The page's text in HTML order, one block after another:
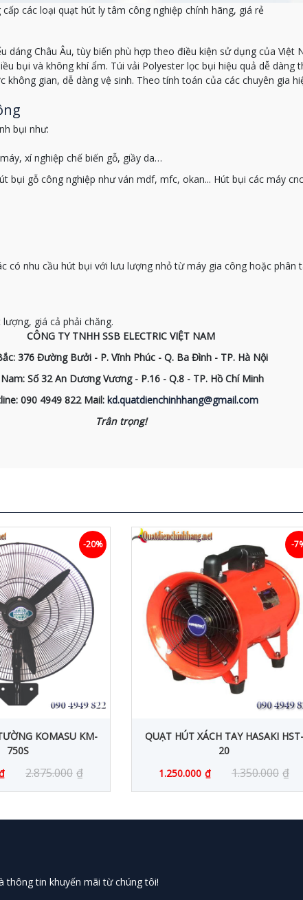
cấp các loại quạt hút ly tâm công nghiệp chính hãng, giá rẻ
Châu Âu, tùy biến phù hợp theo điều kiện sử dụng của Việt
bụi và không khí ẩm. Túi vải Polyester lọc bụi hiệu quả dễ dàng
gian, dễ dàng vệ sinh. Theo tính toán của các chuyên gia
bụi như:
xí nghiệp chế biến gỗ, giầy da…
gỗ công nghiệp như ván mdf, mfc, okan... Hút bụi các máy
có nhu cầu hút bụi với lưu lượng nhỏ từ máy gia công hoặc phân
giá cả phải chăng.
CÔNG TY TNHH SSB ELECTRIC VIỆT NAM
376 Đường Bưởi - P. Vĩnh Phúc - Q. Ba Đình - TP. Hà Nội
Số 32 An Dương Vương - P.16 - Q.8 - TP. Hồ Chí Minh
090 4949 822Mail: kd.quatdienchinhhang@gmail.com
Trân trọng!
KOMASU KM-
750S
2.875.000 ₫
-20%
QUẠT HÚT XÁCH TAY HASAKI HST-
20
1.250.000 ₫ 1.350.000 ₫
-
thông tin khuyến mãi từ chúng tôi!